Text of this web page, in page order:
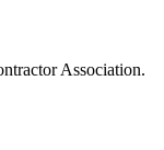
Association.